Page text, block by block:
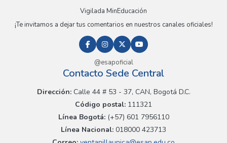
Vigilada MinEducación
¡Te invitamos a dejar tus comentarios en nuestros canales oficiales!
@esapoficial
Contacto Sede Central
Dirección:Calle 44 # 53 - 37, CAN, Bogotá D.C.
Código postal: 111321
Línea Bogotá:(+57) 601 7956110
Línea Nacional: 018000 423713